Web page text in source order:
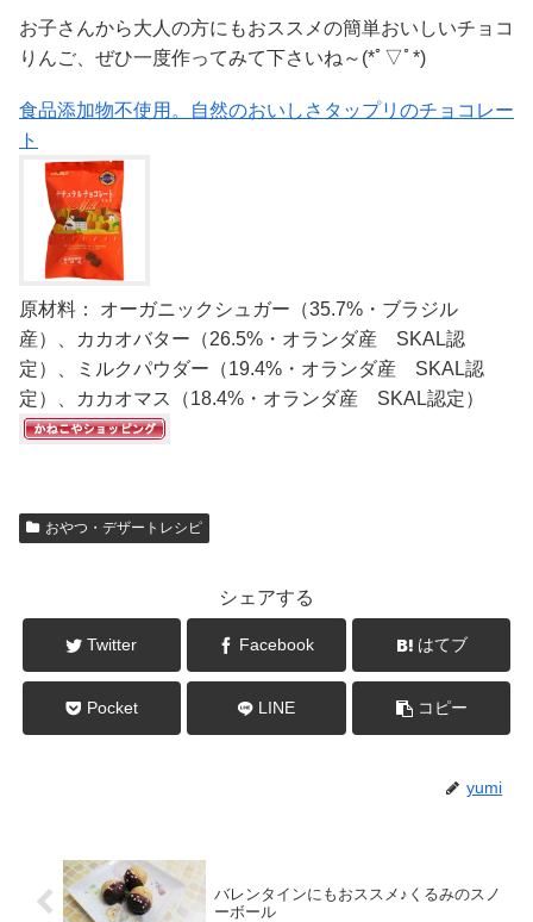
お子さんから大人の方にもおススメの簡単おいしいチョコ
りんご、ぜひ一度作ってみて下さいね～(*ﾟ▽ﾟ*)
食品添加物不使用。自然のおいしさタップリのチョコレー
ト
原材料： オーガニックシュガー（35.7%・ブラジル
産）、カカオバター（26.5%・オランダ産 SKAL認
定）、ミルクパウダー（19.4%・オランダ産 SKAL認
定）、カカオマス（18.4%・オランダ産 SKAL認定）
おやつ・デザートレシピ
シェアする
Twitter Facebook はてブ
Pocket LINE コピー
yumi
バレンタインにもおススメ♪くるみのスノ
ーボール